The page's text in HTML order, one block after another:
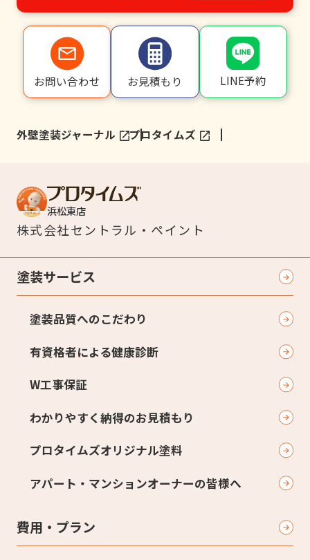
お問い合わせ お見積もり LINE予約
外壁塗装ジャーナル プロタイムズ
浜松東店
株式会社セントラル・ペイント
塗装サービス
塗装品質へのこだわり
有資格者による健康診断
W工事保証
わかりやすく納得のお見積もり
プロタイムズオリジナル塗料
アパート・マンションオーナーの皆様へ
費用・プラン